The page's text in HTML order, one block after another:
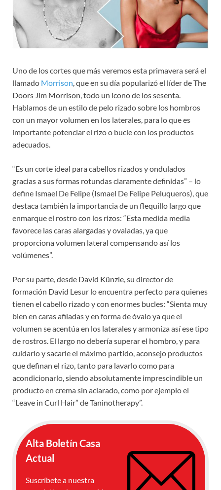
Uno de los cortes que más veremos esta primavera será el
llamado Morrison, que en su día popularizó el líder de The
Doors Jim Morrison, todo un icono de los sesenta.
Hablamos de un estilo de pelo rizado sobre los hombros
con un mayor volumen en los laterales, para lo que es
importante potenciar el rizo o bucle con los productos
adecuados.
“Es un corte ideal para cabellos rizados y ondulados
gracias a sus formas rotundas claramente definidas” – lo
define Ismael De Felipe (Ismael De Felipe Peluqueros), que
destaca también la importancia de un flequillo largo que
enmarque el rostro con los rizos: “Esta medida media
favorece las caras alargadas y ovaladas, ya que
proporciona volumen lateral compensando así los
volúmenes”.
Por su parte, desde David Künzle, su director de
formación David Lesur lo encuentra perfecto para quienes
tienen el cabello rizado y con enormes bucles: “Sienta muy
bien en caras afiladas y en forma de óvalo ya que el
volumen se acentúa en los laterales y armoniza así ese tipo
de rostros. El largo no debería superar el hombro, y para
cuidarlo y sacarle el máximo partido, aconsejo productos
que definan el rizo, tanto para lavarlo como para
acondicionarlo, siendo absolutamente imprescindible un
producto en crema sin aclarado, como por ejemplo el
“Leave in Curl Hair” de Taninotherapy”.
Alta Boletín Casa
Actual
Suscríbete a nuestra